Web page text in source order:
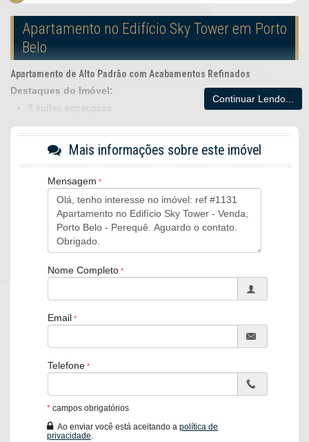
Apartamento no Edifício Sky Tower em Porto
Belo
Apartamento de Alto Padrão com Acabamentos Refinados
Destaques do Imóvel:
3 suítes espaçosas
Lavabo
Living integrado
Cozinha ampla
Sacada com churrasqueira
Área de serviço
Acabamentos em gesso
Piso em porcelanato
Fechadura eletrônica
Torre única com 39 pavimentos
Portão eletrônico
Box para artigos de praia
Gás central
Continuar Lendo...
Mais informações sobre este imóvel
Mensagem
Nome Completo
Email
Telefone
* campos obrigatórios
Ao enviar você está aceitando a política de
privacidade